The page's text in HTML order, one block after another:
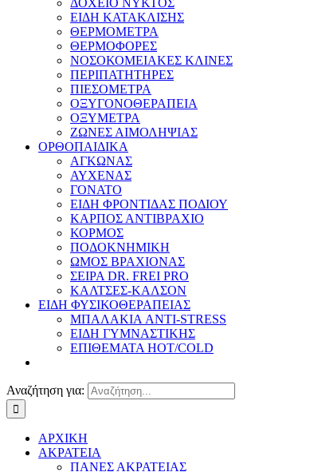
ΔΟΧΕΙΟ ΝΥΚΤΟΣ
ΕΙΔΗ ΚΑΤΑΚΛΙΣΗΣ
ΘΕΡΜΟΜΕΤΡΑ
ΘΕΡΜΟΦΟΡΕΣ
ΝΟΣΟΚΟΜΕΙΑΚΕΣ ΚΛΙΝΕΣ
ΠΕΡΙΠΑΤΗΤΗΡΕΣ
ΠΙΕΣΟΜΕΤΡΑ
ΟΞΥΓΟΝΟΘΕΡΑΠΕΙΑ
ΟΞΥΜΕΤΡΑ
ΖΩΝΕΣ ΑΙΜΟΛΗΨΙΑΣ
ΟΡΘΟΠΑΙΔΙΚΑ
ΑΓΚΩΝΑΣ
ΑΥΧΕΝΑΣ
ΓΟΝΑΤΟ
ΕΙΔΗ ΦΡΟΝΤΙΔΑΣ ΠΟΔΙΟΥ
ΚΑΡΠΟΣ ΑΝΤΙΒΡΑΧΙΟ
ΚΟΡΜΟΣ
ΠΟΔΟΚΝΗΜΙΚΗ
ΩΜΟΣ ΒΡΑΧΙΟΝΑΣ
ΣΕΙΡΑ DR. FREI PRO
ΚΑΛΤΣΕΣ-ΚΑΛΣΟΝ
ΕΙΔΗ ΦΥΣΙΚΟΘΕΡΑΠΕΙΑΣ
ΜΠΑΛΑΚΙΑ ANTI-STRESS
ΕΙΔΗ ΓΥΜΝΑΣΤΙΚΗΣ
ΕΠΙΘΕΜΑΤΑ HOT/COLD
Αναζήτηση για:
ΑΡΧΙΚΗ
ΑΚΡΑΤΕΙΑ
ΠΑΝΕΣ ΑΚΡΑΤΕΙΑΣ